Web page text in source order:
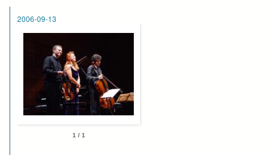
2006-09-13
1 / 1